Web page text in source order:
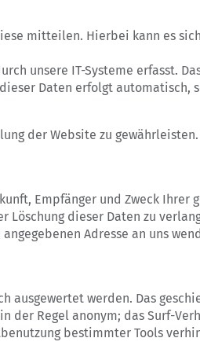
mitteilen. Hierbei kann es
unsere IT-Systeme erfasst.
Daten erfolgt automatisch,
der Website zu
Empfänger und Zweck Ihrer
dieser Daten zu
Adresse an uns
ausgewertet werden. Das
der Regel anonym; das Surf-
bestimmter Tools